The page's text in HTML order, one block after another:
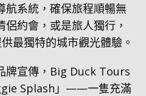
航系統，確保旅程順暢無
約會，或是旅人獨行，
最獨特的城市觀光體驗。
牌宣傳，Big Duck Tours
Splash」——一隻充滿